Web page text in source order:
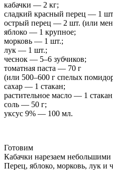
кабачки — 2 кг;
сладкий красный перец — 1
острый перец — 2 шт. (или
яблоко — 1 крупное;
морковь — 1 шт.;
лук — 1 шт.;
чеснок — 5–6 зубчиков;
томатная паста — 70 г
(или 500–600 г спелых
сахар — 1 стакан;
растительное масло — 1
соль — 50 г;
уксус 9% — 100 мл.
Готовим
Кабачки нарезаем
Перец, яблоко, морковь, лук и